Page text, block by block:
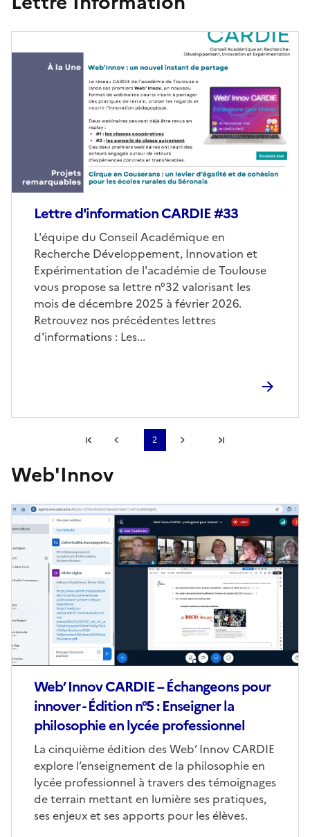
Lettre d'information CARDIE #33
Corps
L'équipe du Conseil Académique en
Recherche Développement, Innovation et
Expérimentation de l'académie de Toulouse
vous propose sa lettre n°32 valorisant les
mois de décembre 2025 à février 2026.
Retrouvez nos précédentes lettres
d'informations : Les...
de
couverture
Première page
2
Page suivanteDernière page
S'abonner à Accordéon
Web'Innov
Web’ Innov CARDIE – Échangeons pour
innover - Édition n°5 : Enseigner la
philosophie en lycée professionnel
Corps
La cinquième édition des Web’ Innov CARDIE
explore l’enseignement de la philosophie en
lycée professionnel à travers des témoignages
de terrain mettant en lumière ses pratiques,
ses enjeux et ses apports pour les élèves.
Image
de
couverture
(conseillée)